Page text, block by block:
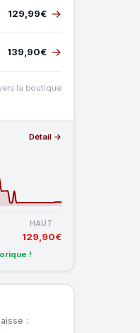
129,99€ →
139,90€ →
la boutique
Détail →
HAUT
129,90€
!
: